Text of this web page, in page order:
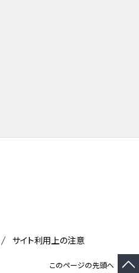
このページの先頭へ
サイト利用上の注意